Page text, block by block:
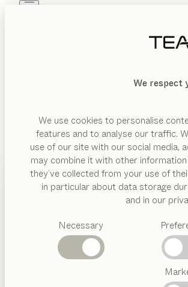
We respect
We use cookies to personalise
features and to analyse our traffic.
use of our site with our social media,
may combine it with other
they’ve collected from your use of
in particular about data storage
and in our
Necessary
Esstische
Küchen
Regale
Betten
PRODUKTE
ÜBER UNS
HÄNDLER
The Art of Living with Wood. Die